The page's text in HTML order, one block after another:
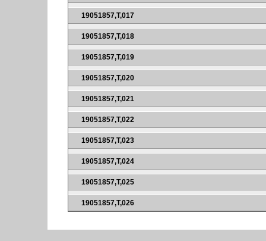
19051857,T,017
19051857,T,018
19051857,T,019
19051857,T,020
19051857,T,021
19051857,T,022
19051857,T,023
19051857,T,024
19051857,T,025
19051857,T,026